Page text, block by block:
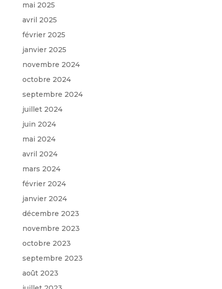
mai 2025
avril 2025
février 2025
janvier 2025
novembre 2024
octobre 2024
septembre 2024
juillet 2024
juin 2024
mai 2024
avril 2024
mars 2024
février 2024
janvier 2024
décembre 2023
novembre 2023
octobre 2023
septembre 2023
août 2023